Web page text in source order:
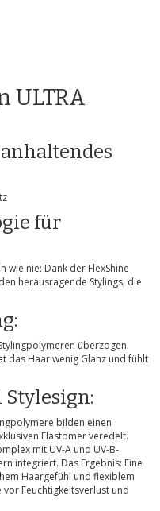
ULTRA
für
wie nie: Dank der FlexShine
herausragende Stylings, die
überzogen.
das Haar wenig Glanz und fühlt
bilden einen
Elastomer veredelt.
mit UV-A und UV-B-
integriert. Das Ergebnis: Eine
Haargefühl und flexiblem
Feuchtigkeitsverlust und